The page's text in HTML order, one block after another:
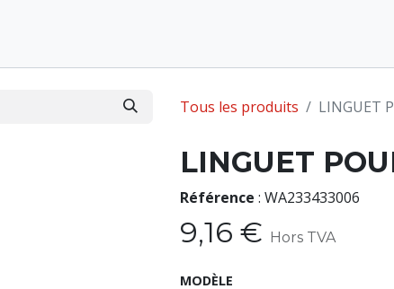
Tous les produits LINGUET
LINGUET
Référence : WA233433006
9,16 € Hors TVA
MODÈLE